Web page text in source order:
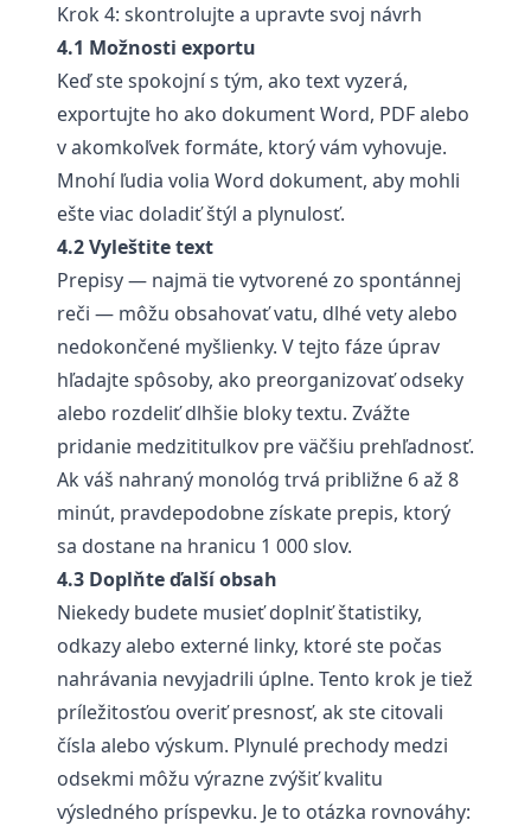
Krok 4: skontrolujte a upravte svoj návrh
4.1 Možnosti exportu
Keď ste spokojní s tým, ako text vyzerá,
exportujte ho ako dokument Word, PDF alebo
v akomkoľvek formáte, ktorý vám vyhovuje.
Mnohí ľudia volia Word dokument, aby mohli
ešte viac doladiť štýl a plynulosť.
4.2 Vyleštite text
Prepisy — najmä tie vytvorené zo spontánnej
reči — môžu obsahovať vatu, dlhé vety alebo
nedokončené myšlienky. V tejto fáze úprav
hľadajte spôsoby, ako preorganizovať odseky
alebo rozdeliť dlhšie bloky textu. Zvážte
pridanie medzititulkov pre väčšiu prehľadnosť.
Ak váš nahraný monológ trvá približne 6 až 8
minút, pravdepodobne získate prepis, ktorý
sa dostane na hranicu 1 000 slov.
4.3 Doplňte ďalší obsah
Niekedy budete musieť doplniť štatistiky,
odkazy alebo externé linky, ktoré ste počas
nahrávania nevyjadrili úplne. Tento krok je tiež
príležitosťou overiť presnosť, ak ste citovali
čísla alebo výskum. Plynulé prechody medzi
odsekmi môžu výrazne zvýšiť kvalitu
výsledného príspevku. Je to otázka rovnováhy: